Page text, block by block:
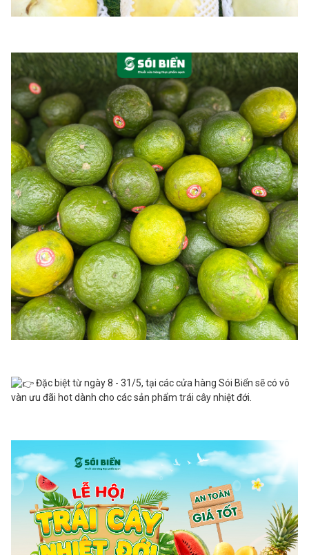
Đặc biệt từ ngày 8 - 31/5, tại các cửa hàng Sói Biển sẽ có vô
vàn ưu đãi hot dành cho các sản phẩm trái cây nhiệt đới.